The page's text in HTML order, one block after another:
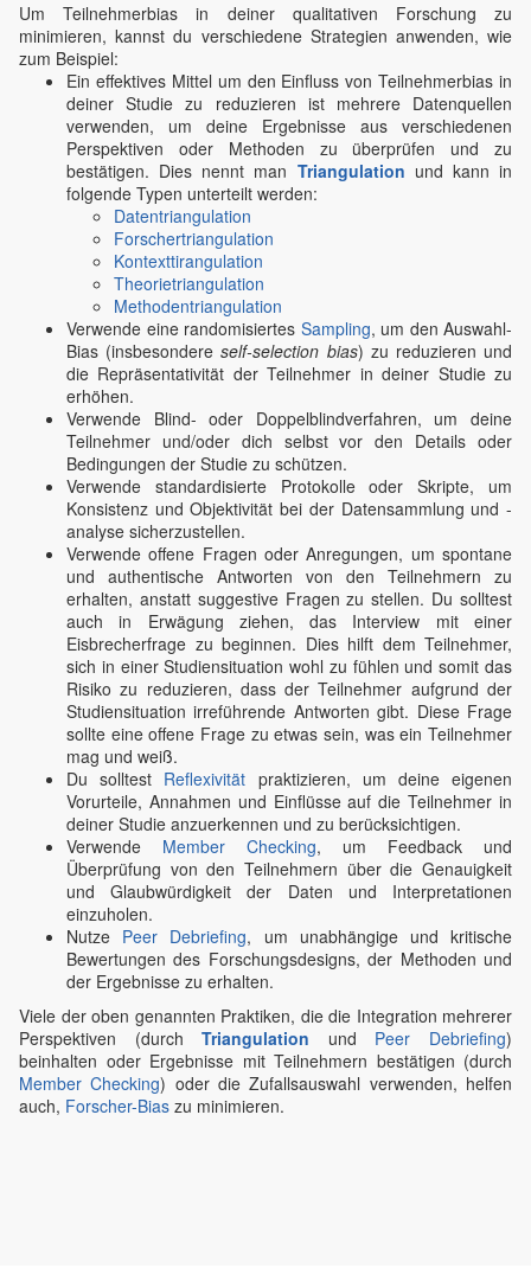
Um Teilnehmerbias in deiner qualitativen Forschung zu
minimieren, kannst du verschiedene Strategien anwenden, wie
zum Beispiel:
Ein effektives Mittel um den Einfluss von Teilnehmerbias in
deiner Studie zu reduzieren ist mehrere Datenquellen
verwenden, um deine Ergebnisse aus verschiedenen
Perspektiven oder Methoden zu überprüfen und zu
bestätigen. Dies nennt man Triangulation und kann in
folgende Typen unterteilt werden:
Datentriangulation
Forschertriangulation
Kontexttirangulation
Theorietriangulation
Methodentriangulation
Verwende eine randomisiertes Sampling, um den Auswahl-
Bias (insbesondereself-selection bias) zu reduzieren und
die Repräsentativität der Teilnehmer in deiner Studie zu
erhöhen.
Verwende Blind- oder Doppelblindverfahren, um deine
Teilnehmer und/oder dich selbst vor den Details oder
Bedingungen der Studie zu schützen.
Verwende standardisierte Protokolle oder Skripte, um
Konsistenz und Objektivität bei der Datensammlung und -
analyse sicherzustellen.
Verwende offene Fragen oder Anregungen, um spontane
und authentische Antworten von den Teilnehmern zu
erhalten, anstatt suggestive Fragen zu stellen. Du solltest
auch in Erwägung ziehen, das Interview mit einer
Eisbrecherfrage zu beginnen. Dies hilft dem Teilnehmer,
sich in einer Studiensituation wohl zu fühlen und somit das
Risiko zu reduzieren, dass der Teilnehmer aufgrund der
Studiensituation irreführende Antworten gibt. Diese Frage
sollte eine offene Frage zu etwas sein, was ein Teilnehmer
mag und weiß.
Du solltest Reflexivität praktizieren, um deine eigenen
Vorurteile, Annahmen und Einflüsse auf die Teilnehmer in
deiner Studie anzuerkennen und zu berücksichtigen.
Verwende Member Checking, um Feedback und
Überprüfung von den Teilnehmern über die Genauigkeit
und Glaubwürdigkeit der Daten und Interpretationen
einzuholen.
Nutze Peer Debriefing, um unabhängige und kritische
Bewertungen des Forschungsdesigns, der Methoden und
der Ergebnisse zu erhalten.
Viele der oben genannten Praktiken, die die Integration mehrerer
Perspektiven (durchTriangulation und Peer Debriefing)
beinhalten oder Ergebnisse mit Teilnehmern bestätigen (durch
Member Checking) oder die Zufallsauswahl verwenden, helfen
auch, Forscher-Bias zu minimieren.